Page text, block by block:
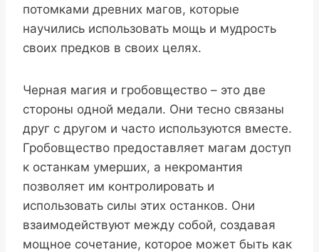
потомками древних магов, которые
научились использовать мощь и мудрость
своих предков в своих целях.
Черная магия и гробовщество – это две
стороны одной медали. Они тесно связаны
друг с другом и часто используются вместе.
Гробовщество предоставляет магам доступ
к останкам умерших, а некромантия
позволяет им контролировать и
использовать силы этих останков. Они
взаимодействуют между собой, создавая
мощное сочетание, которое может быть как